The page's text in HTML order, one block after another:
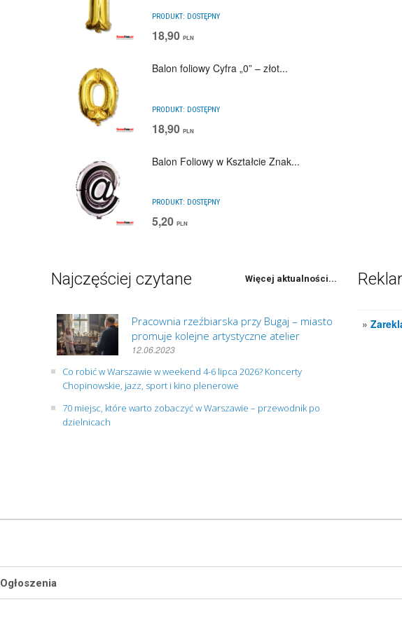
PRODUKT: DOSTĘPNY
18,90 PLN
Balon foliowy Cyfra „0” – złot...
PRODUKT: DOSTĘPNY
18,90 PLN
Balon Foliowy w Kształcie Znak...
PRODUKT: DOSTĘPNY
5,20 PLN
Najczęściej czytane Więcej aktualności...
Pracownia rzeźbiarska przy Bugaj – miasto
promuje kolejne artystyczne atelier
12.06.2023
Co robić w Warszawie w weekend 4-6 lipca 2026? Koncerty
Chopinowskie, jazz, sport i kino plenerowe
70 miejsc, które warto zobaczyć w Warszawie – przewodnik po
dzielnicach
»
Ogłoszenia